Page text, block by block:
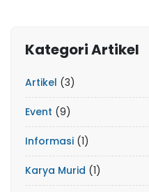
Kategori Artikel
Artikel (3)
Event (9)
Informasi (1)
Karya Murid (1)